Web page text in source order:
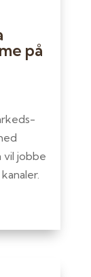
på
vil jobbe